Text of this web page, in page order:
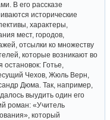
В его рассказе
исторические
характеры,
мест, городов,
отсылки ко множеству
которые возникают во
остановок: Готье,
Чехов, Жюль Верн,
Дюма. Так, например,
выудить один его
роман: «Учитель
который